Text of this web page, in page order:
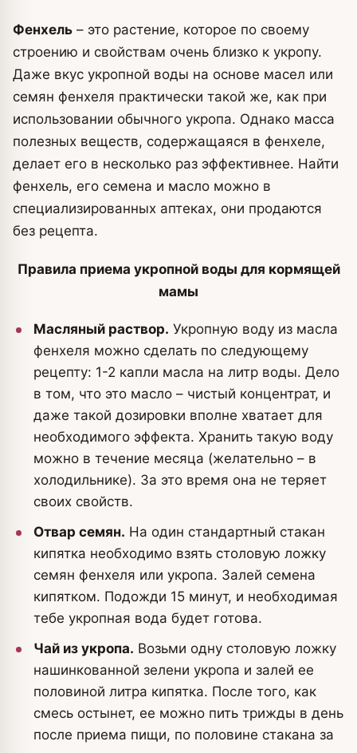
Фенхель – это растение, которое по своему
строению и свойствам очень близко к укропу.
Даже вкус укропной воды на основе масел или
семян фенхеля практически такой же, как при
использовании обычного укропа. Однако масса
полезных веществ, содержащаяся в фенхеле,
делает его в несколько раз эффективнее. Найти
фенхель, его семена и масло можно в
специализированных аптеках, они продаются
без рецепта.
Правила приема укропной воды для кормящей
мамы
Масляный раствор. Укропную воду из масла
фенхеля можно сделать по следующему
рецепту: 1-2 капли масла на литр воды. Дело
в том, что это масло – чистый концентрат, и
даже такой дозировки вполне хватает для
необходимого эффекта. Хранить такую воду
можно в течение месяца (желательно – в
холодильнике). За это время она не теряет
своих свойств.
Отвар семян. На один стандартный стакан
кипятка необходимо взять столовую ложку
семян фенхеля или укропа. Залей семена
кипятком. Подожди 15 минут, и необходимая
тебе укропная вода будет готова.
Чай из укропа. Возьми одну столовую ложку
нашинкованной зелени укропа и залей ее
половиной литра кипятка. После того, как
смесь остынет, ее можно пить трижды в день
после приема пищи, по половине стакана за